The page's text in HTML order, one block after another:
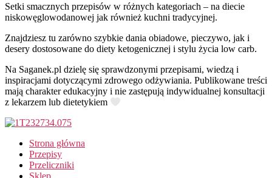
Setki smacznych przepisów w różnych kategoriach – na diecie
niskowęglowodanowej jak również kuchni tradycyjnej.
Znajdziesz tu zarówno szybkie dania obiadowe, pieczywo, jak i
desery dostosowane do diety ketogenicznej i stylu życia low carb.
Na Saganek.pl dzielę się sprawdzonymi przepisami, wiedzą i
inspiracjami dotyczącymi zdrowego odżywiania. Publikowane treści
mają charakter edukacyjny i nie zastępują indywidualnej konsultacji
z lekarzem lub dietetykiem
Strona główna
Przepisy
Przeliczniki